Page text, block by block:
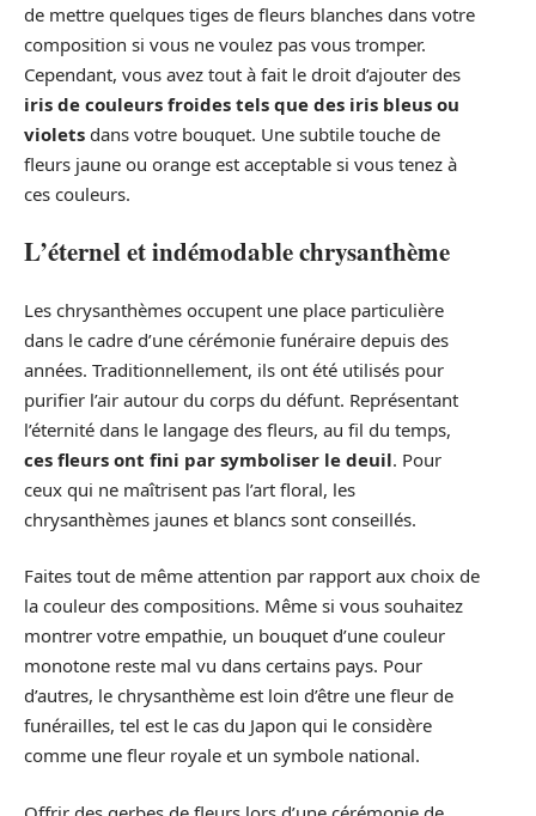
de mettre quelques tiges de fleurs blanches dans votre
composition si vous ne voulez pas vous tromper.
Cependant, vous avez tout à fait le droit d’ajouter des
iris de couleurs froides tels que des iris bleus ou
violets dans votre bouquet. Une subtile touche de
fleurs jaune ou orange est acceptable si vous tenez à
ces couleurs.
L’éternel et indémodable chrysanthème
Les chrysanthèmes occupent une place particulière
dans le cadre d’une cérémonie funéraire depuis des
années. Traditionnellement, ils ont été utilisés pour
purifier l’air autour du corps du défunt. Représentant
l’éternité dans le langage des fleurs, au fil du temps,
ces fleurs ont fini par symboliser le deuil. Pour
ceux qui ne maîtrisent pas l’art floral, les
chrysanthèmes jaunes et blancs sont conseillés.
Faites tout de même attention par rapport aux choix de
la couleur des compositions. Même si vous souhaitez
montrer votre empathie, un bouquet d’une couleur
monotone reste mal vu dans certains pays. Pour
d’autres, le chrysanthème est loin d’être une fleur de
funérailles, tel est le cas du Japon qui le considère
comme une fleur royale et un symbole national.